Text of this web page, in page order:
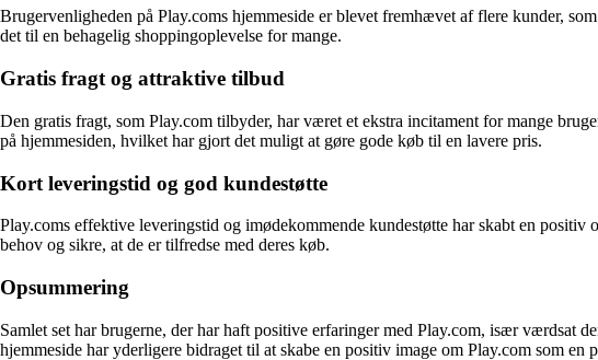
Brugervenligheden på Play.coms hjemmeside er blevet fremhævet af flere kunder,
det til en behagelig shoppingoplevelse for mange.
Gratis fragt og attraktive tilbud
Den gratis fragt, som Play.com tilbyder, har været et ekstra incitament for mange
på hjemmesiden, hvilket har gjort det muligt at gøre gode køb til en lavere pris.
Kort leveringstid og god kundestøtte
Play.coms effektive leveringstid og imødekommende kundestøtte har skabt en
behov og sikre, at de er tilfredse med deres køb.
Opsummering
Samlet set har brugerne, der har haft positive erfaringer med Play.com, især værdsat
hjemmeside har yderligere bidraget til at skabe en positiv image om Play.com som en